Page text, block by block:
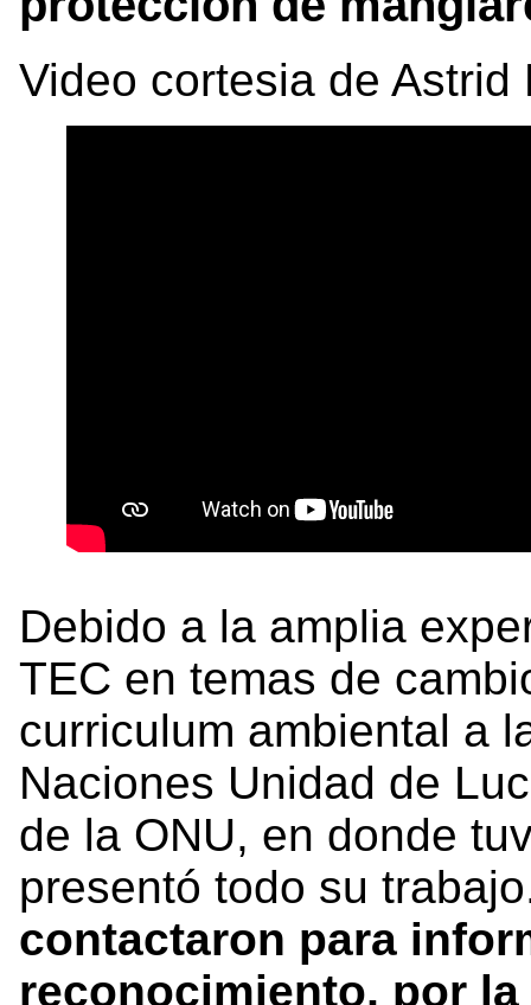
Video cortesia de Astrid
Debido a la amplia
TEC en temas de
curriculum ambiental a
Naciones Unidad de
de la ONU, en donde
presentó todo su
contactaron para
reconocimiento, por